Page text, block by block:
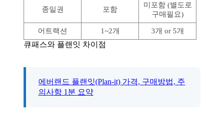
종일권 포함
미포함 (별도로
구매필요)
어트랙션 1~2개 3개 or 5개
큐패스와 플랜잇 차이점
에버랜드 플랜잇(Plan-it) 가격, 구매방법, 주
의사항 1분 요약